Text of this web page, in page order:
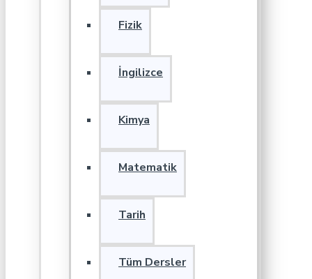
Fizik
İngilizce
Kimya
Matematik
Tarih
Tüm Dersler